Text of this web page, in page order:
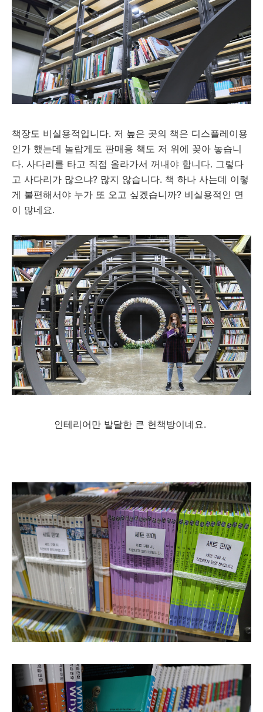
책장도 비실용적입니다. 저 높은 곳의 책은 디스플레이용
인가 했는데 놀랍게도 판매용 책도 저 위에 꽂아 놓습니
다. 사다리를 타고 직접 올라가서 꺼내야 합니다. 그렇다
고 사다리가 많으냐? 많지 않습니다. 책 하나 사는데 이렇
게 불편해서야 누가 또 오고 싶겠습니까? 비실용적인 면
이 많네요.
인테리어만 발달한 큰 헌책방이네요.